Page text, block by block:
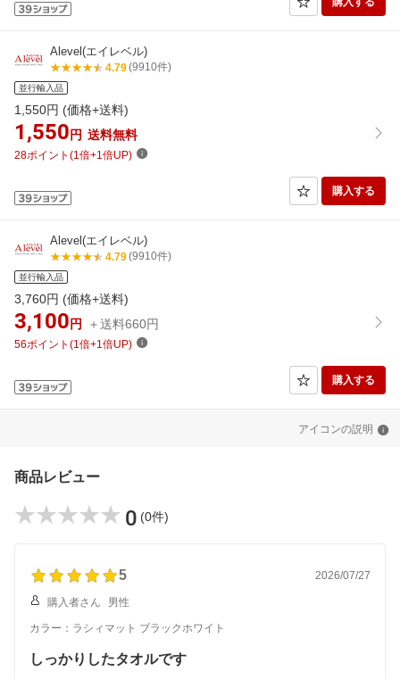
Alevel(エイレベル)
4.79(9910件)
並行輸入品
1,550円 (価格+送料)
1,550 円 送料無料
28ポイント(1倍+1倍UP)
購入する
Alevel(エイレベル)
4.79(9910件)
並行輸入品
3,760円 (価格+送料)
3,100 円 ＋送料660円
56ポイント(1倍+1倍UP)
購入する
アイコンの説明
商品レビュー
0 (0件)
5 2026/07/27
購入者さん 男性
カラー：ラシィマット ブラックホワイト
しっかりしたタオルです